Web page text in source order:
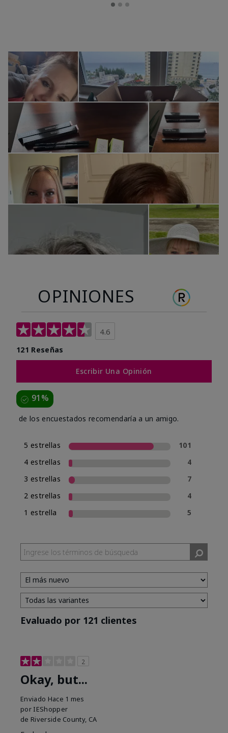
OPINIONES
4.6
121 Reseñas
Escribir Una Opinión
91%
de los encuestados recomendaría a un amigo.
5 estrellas
101
4 estrellas
4
3 estrellas
7
2 estrellas
4
1 estrella
5
Evaluado por 121 clientes
2
Okay, but...
Enviado Hace 1 mes
por IEShopper
de Riverside County, CA